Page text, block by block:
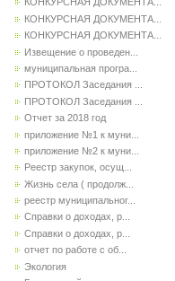
КОНКУРСНАЯ ДОКУМЕНТА...
КОНКУРСНАЯ ДОКУМЕНТА...
КОНКУРСНАЯ ДОКУМЕНТА...
Извещение о проведен...
муниципальная програ...
ПРОТОКОЛ Заседания ...
ПРОТОКОЛ Заседания ...
Отчет за 2018 год
приложение №1 к муни...
приложение №2 к муни...
Реестр закупок, осущ...
Жизнь села ( продолж...
реестр муниципальног...
Справки о доходах, р...
Справки о доходах, р...
отчет по работе с об...
Экология